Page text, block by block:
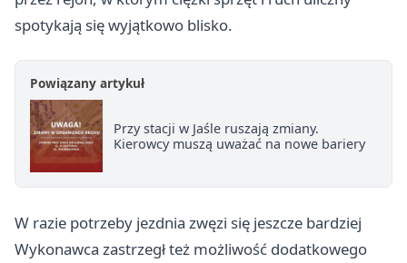
spotykają się wyjątkowo blisko.
Powiązany artykuł
Przy stacji w Jaśle ruszają zmiany.
Kierowcy muszą uważać na nowe bariery
W razie potrzeby jezdnia zwęzi się jeszcze bardziej
Wykonawca zastrzegł też możliwość dodatkowego